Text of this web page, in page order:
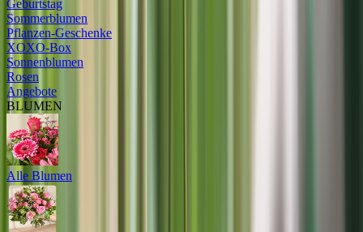
Geburtstag
Sommerblumen
Pflanzen-Geschenke
XOXO-Box
Sonnenblumen
Rosen
Angebote
BLUMEN
Alle Blumen